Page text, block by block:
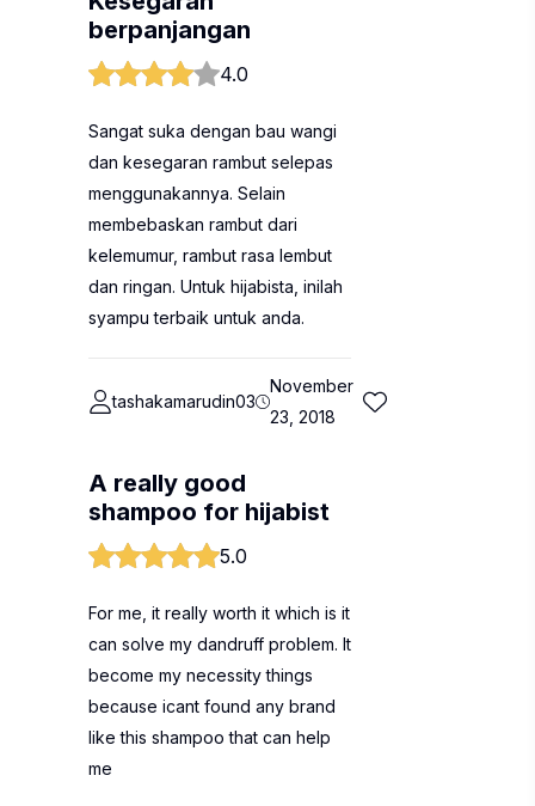
berpanjangan
4.0
Sangat suka dengan bau wangi
dan kesegaran rambut selepas
menggunakannya. Selain
membebaskan rambut dari
kelemumur, rambut rasa lembut
dan ringan. Untuk hijabista, inilah
syampu terbaik untuk anda.
tashakamarudin03
November
23, 2018
A really good
shampoo for hijabist
5.0
For me, it really worth it which is it
can solve my dandruff problem. It
become my necessity things
because icant found any brand
like this shampoo that can help
me